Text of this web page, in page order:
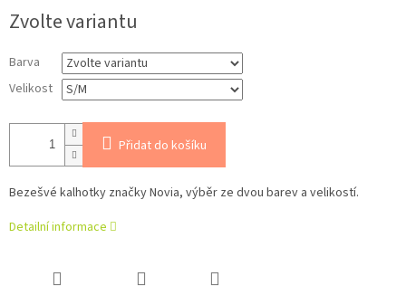
cena:
Zvolte variantu
Barva
Velikost
Přidat do košíku
Bezešvé kalhotky značky Novia, výběr ze dvou barev a velikostí.
Detailní informace